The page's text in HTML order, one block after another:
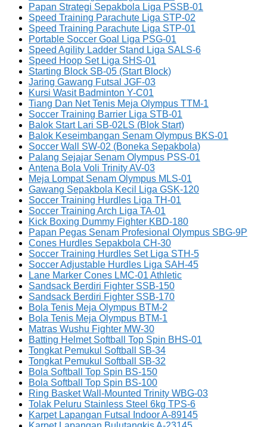
Papan Strategi Sepakbola Liga PSSB-01
Speed Training Parachute Liga STP-02
Speed Training Parachute Liga STP-01
Portable Soccer Goal Liga PSG-01
Speed Agility Ladder Stand Liga SALS-6
Speed Hoop Set Liga SHS-01
Starting Block SB-05 (Start Block)
Jaring Gawang Futsal JGF-03
Kursi Wasit Badminton Y-C01
Tiang Dan Net Tenis Meja Olympus TTM-1
Soccer Training Barrier Liga STB-01
Balok Start Lari SB-02LS (Blok Start)
Balok Keseimbangan Senam Olympus BKS-01
Soccer Wall SW-02 (Boneka Sepakbola)
Palang Sejajar Senam Olympus PSS-01
Antena Bola Voli Trinity AV-03
Meja Lompat Senam Olympus MLS-01
Gawang Sepakbola Kecil Liga GSK-120
Soccer Training Hurdles Liga TH-01
Soccer Training Arch Liga TA-01
Kick Boxing Dummy Fighter KBD-180
Papan Pegas Senam Profesional Olympus SBG-9P
Cones Hurdles Sepakbola CH-30
Soccer Training Hurdles Set Liga STH-5
Soccer Adjustable Hurdles Liga SAH-45
Lane Marker Cones LMC-01 Athletic
Sandsack Berdiri Fighter SSB-150
Sandsack Berdiri Fighter SSB-170
Bola Tenis Meja Olympus BTM-2
Bola Tenis Meja Olympus BTM-1
Matras Wushu Fighter MW-30
Batting Helmet Softball Top Spin BHS-01
Tongkat Pemukul Softball SB-34
Tongkat Pemukul Softball SB-32
Bola Softball Top Spin BS-150
Bola Softball Top Spin BS-100
Ring Basket Wall-Mounted Trinity WBG-03
Tolak Peluru Stainless Steel 6kg TPS-6
Karpet Lapangan Futsal Indoor A-89145